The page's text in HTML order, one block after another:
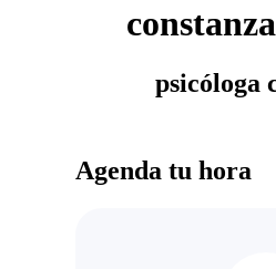
psicóloga
Agenda tu hora